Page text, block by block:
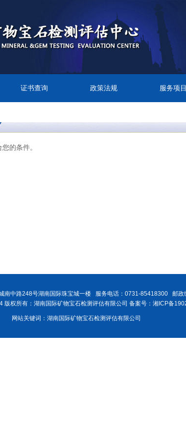
证书查询 政策法规 服务项目
的条件。
南中路248号湖南国际珠宝城一楼 服务电话：0731-85418300 邮政
版权所有：湖南国际矿物宝石检测评估有限公司 备案号：湘ICP备
网站关键词：湖南国际矿物宝石检测评估有限公司